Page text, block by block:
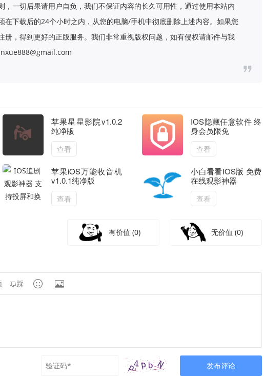
，一切后果请用户自负，我们不保证内容的长久可用性，通过使用本站内
在下载后的24个小时之内，从您的电脑/手机中彻底删除上述内容。如果您
册，得到更好的正版服务。我们非常重视版权问题，如有侵权请邮件与我
苹果星星影院v1.0.2
纯净版
查看
IOS隐藏任意软件 终
身会员限免
查看
苹果iOS万能收音机
v1.0.1纯净版
查看
小白看看IOS版 免费
在线观影神器
查看
有价值(0) 无价值(0)
踩  
发布评论